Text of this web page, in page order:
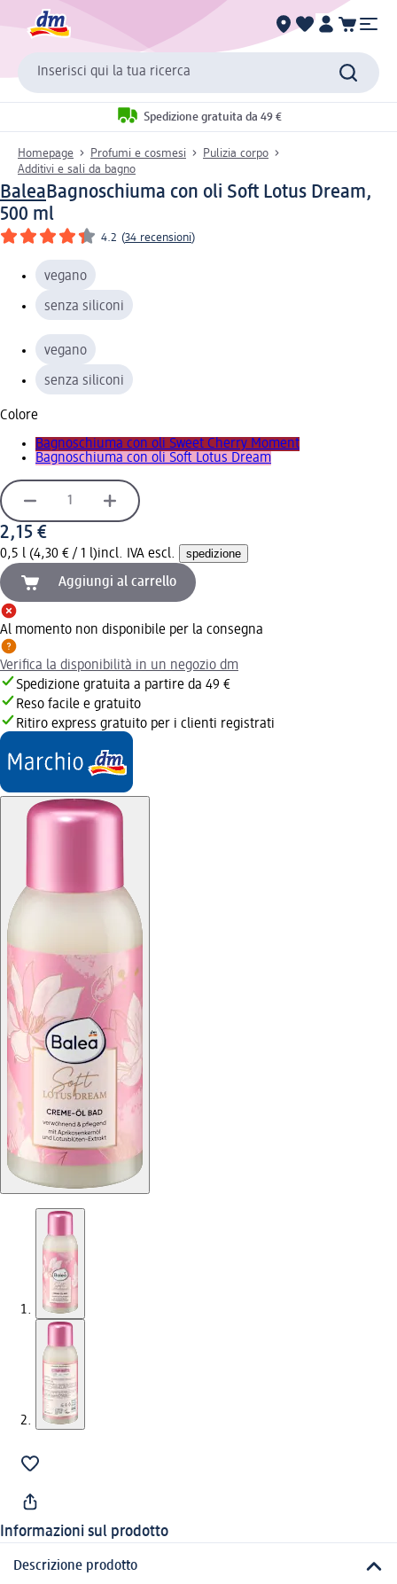
Inserisci qui la tua ricerca
Spedizione gratuita da 49 €
Homepage Profumi e cosmesi
Pulizia corpo
Additivi e sali da bagno
BaleaBagnoschiuma con oli Soft Lotus Dream,
500 ml
4.2 (34 recensioni)
vegano
senza siliconi
vegano
senza siliconi
Colore
Bagnoschiuma con oli Sweet Cherry Moment
Bagnoschiuma con oli Soft Lotus Dream
2,15 €
0,5 l (4,30 € / 1 l)incl. IVA escl. spedizione
Aggiungi al carrello
Al momento non disponibile per la consegna
Verifica la disponibilità in un negozio dm
Spedizione gratuita a partire da 49 €
Reso facile e gratuito
Ritiro express gratuito per i clienti registrati
Informazioni sul prodotto
Descrizione prodotto